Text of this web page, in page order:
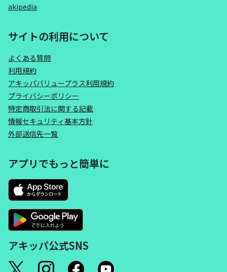
akipedia
サイトの利用について
よくある質問
利用規約
アキッパバリュープラス利用規約
プライバシーポリシー
特定商取引法に関する記載
情報セキュリティ基本方針
外部送信先一覧
アプリでもっと簡単に
アキッパ公式SNS